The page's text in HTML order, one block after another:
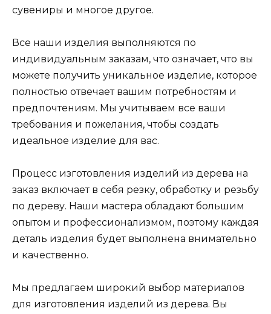
сувениры и многое другое.
Все наши изделия выполняются по
индивидуальным заказам, что означает, что вы
можете получить уникальное изделие, которое
полностью отвечает вашим потребностям и
предпочтениям. Мы учитываем все ваши
требования и пожелания, чтобы создать
идеальное изделие для вас.
Процесс изготовления изделий из дерева на
заказ включает в себя резку, обработку и резьбу
по дереву. Наши мастера обладают большим
опытом и профессионализмом, поэтому каждая
деталь изделия будет выполнена внимательно
и качественно.
Мы предлагаем широкий выбор материалов
для изготовления изделий из дерева. Вы